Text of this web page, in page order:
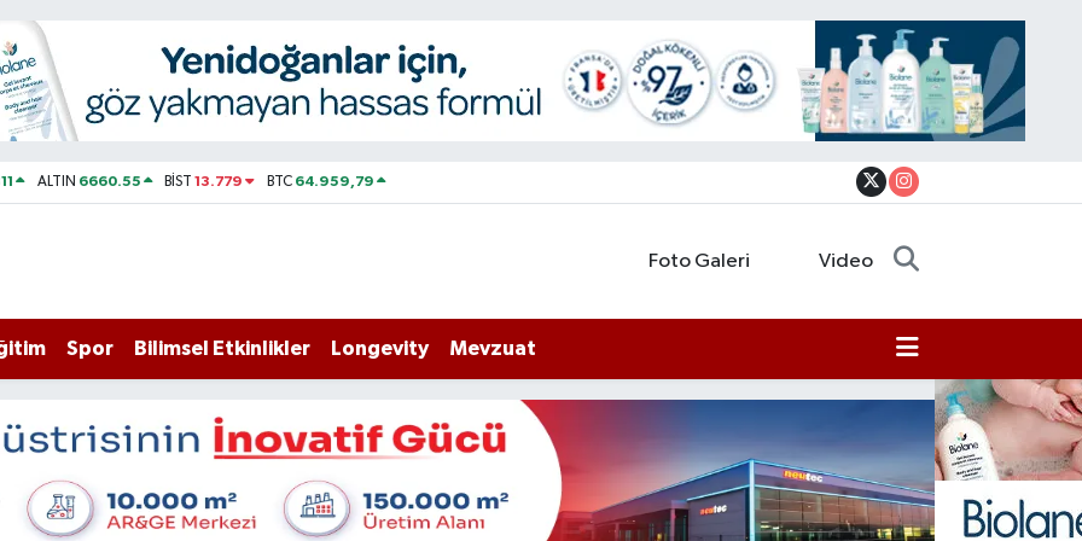
ALTIN 6660.55 BİST13.779 BTC 64.959,79
Foto Galeri Video
Spor Bilimsel Etkinlikler Longevity Mevzuat